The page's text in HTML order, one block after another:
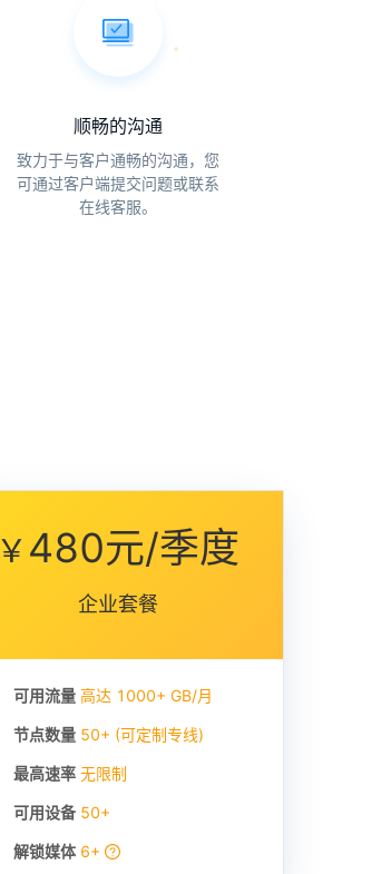
顺畅的沟通
致力于与客户通畅的沟通，您
可通过客户端提交问题或联系
在线客服。
￥ 480元/季度
企业套餐
可用流量 高达1000+ GB/月
节点数量50+ (可定制专线)
最高速率 无限制
可用设备50+
解锁媒体6+